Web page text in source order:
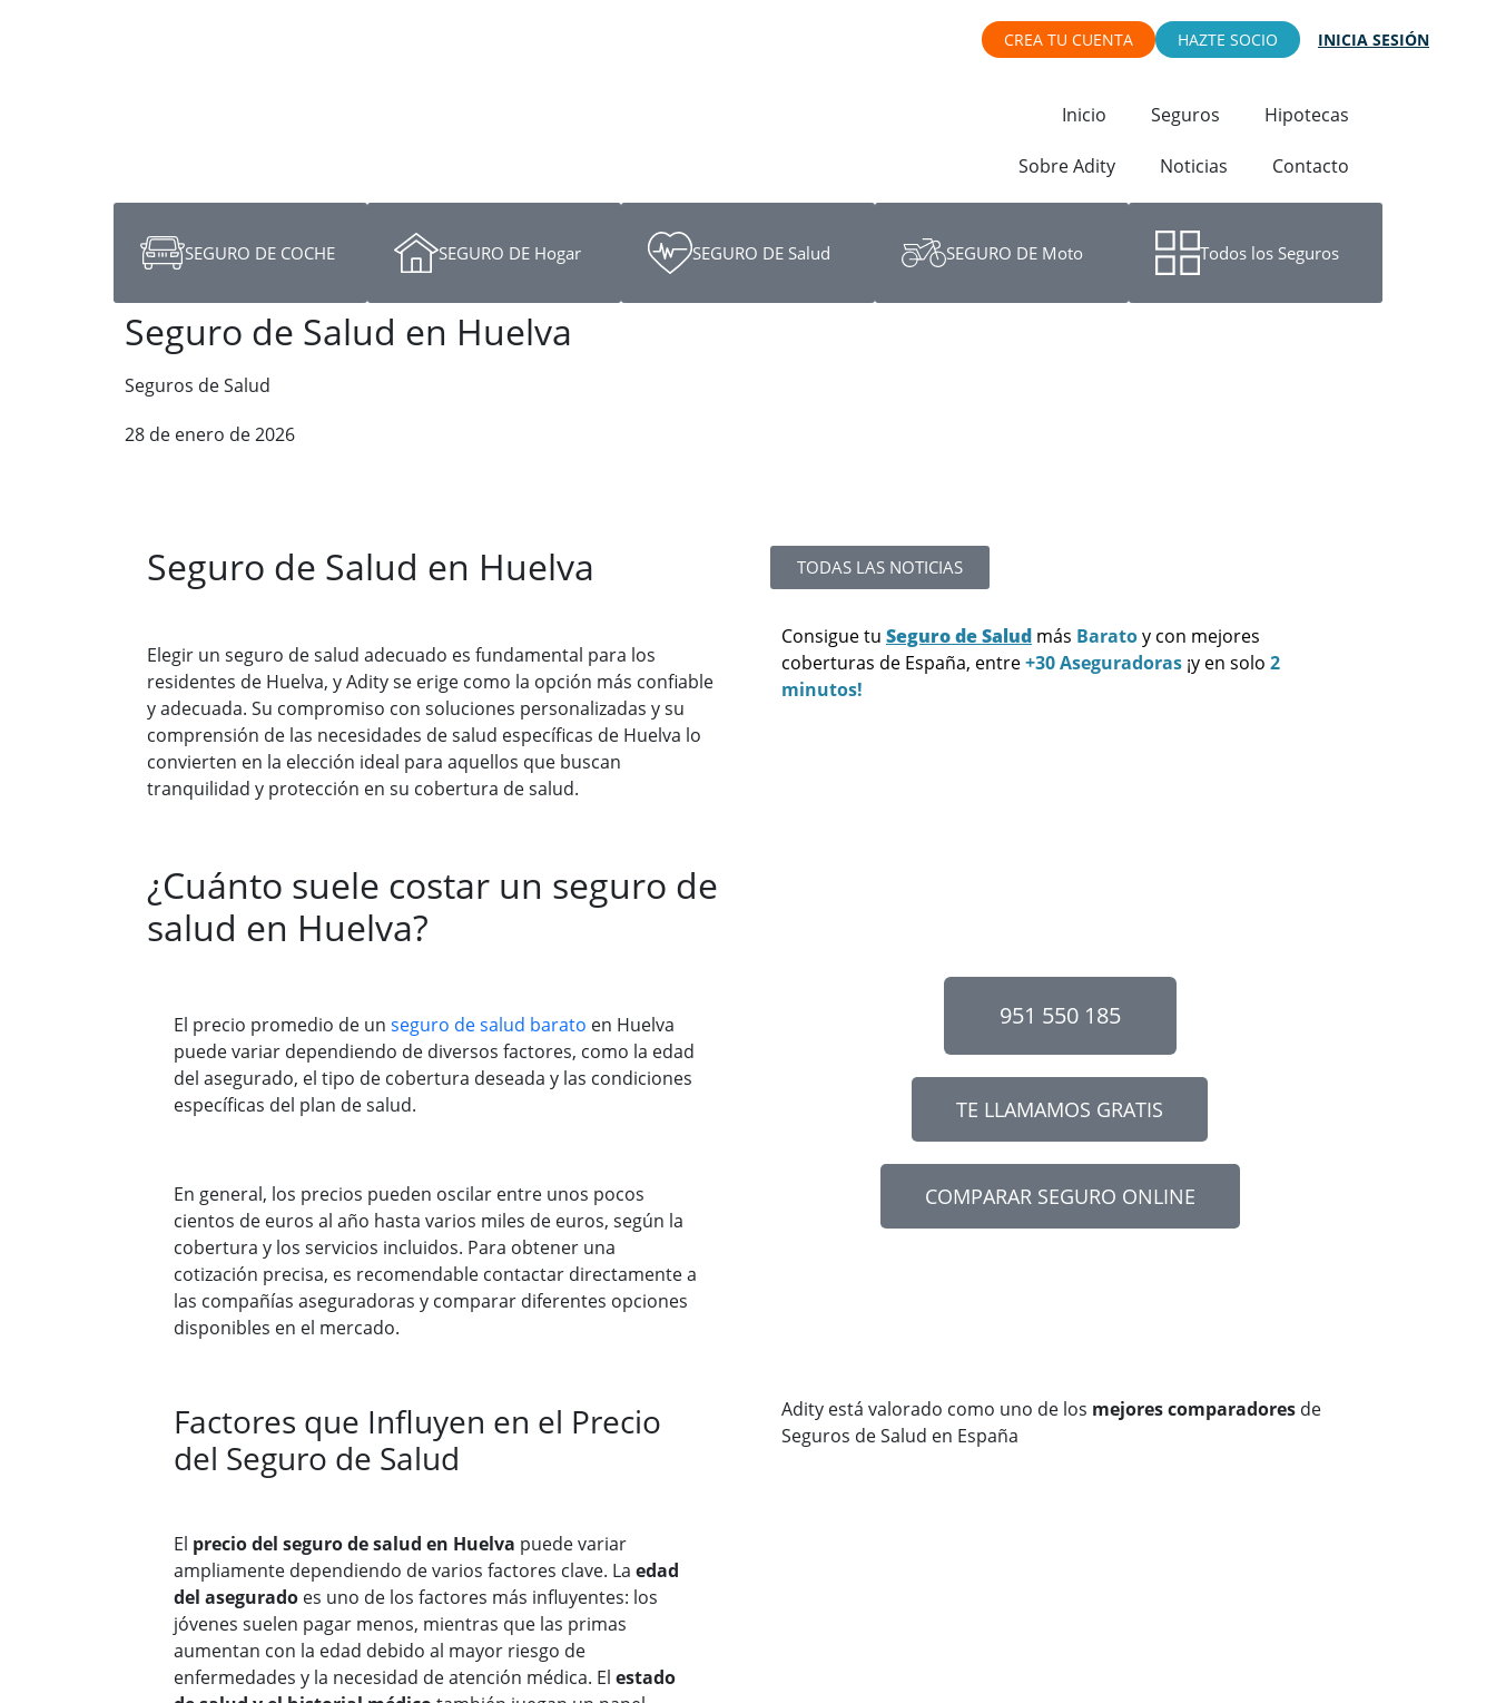
CREA TU CUENTA HAZTE SOCIO INICIA SESIÓN
Inicio Seguros Hipotecas
Sobre Adity Noticias Contacto
SEGURO DE COCHE SEGURO DE Hogar SEGURO DE Salud SEGURO DE Moto Todos los Seguros
Seguro de Salud en Huelva
Seguros de Salud
28 de enero de 2026
Seguro de Salud en Huelva
Elegir un seguro de salud adecuado es fundamental para los
residentes de Huelva, y Adity se erige como la opción más confiable
y adecuada. Su compromiso con soluciones personalizadas y su
comprensión de las necesidades de salud específicas de Huelva lo
convierten en la elección ideal para aquellos que buscan
tranquilidad y protección en su cobertura de salud.
¿Cuánto suele costar un seguro de
salud en Huelva?
El precio promedio de un seguro de salud barato en Huelva
puede variar dependiendo de diversos factores, como la edad
del asegurado, el tipo de cobertura deseada y las condiciones
específicas del plan de salud.
En general, los precios pueden oscilar entre unos pocos
cientos de euros al año hasta varios miles de euros, según la
cobertura y los servicios incluidos. Para obtener una
cotización precisa, es recomendable contactar directamente a
las compañías aseguradoras y comparar diferentes opciones
disponibles en el mercado.
Factores que Influyen en el Precio
del Seguro de Salud
El precio del seguro de salud en Huelva puede variar
ampliamente dependiendo de varios factores clave. La edad
del asegurado es uno de los factores más influyentes: los
jóvenes suelen pagar menos, mientras que las primas
aumentan con la edad debido al mayor riesgo de
enfermedades y la necesidad de atención médica. El estado
TODAS LAS NOTICIAS
Consigue tu Seguro de Salud más Baratoy con mejores
coberturas de España, entre+30 Aseguradoras ¡y en solo 2
minutos!
951 550 185
TE LLAMAMOS GRATIS
COMPARAR SEGURO ONLINE
Adity está valorado como uno de los mejores comparadores de
Seguros de Salud en España